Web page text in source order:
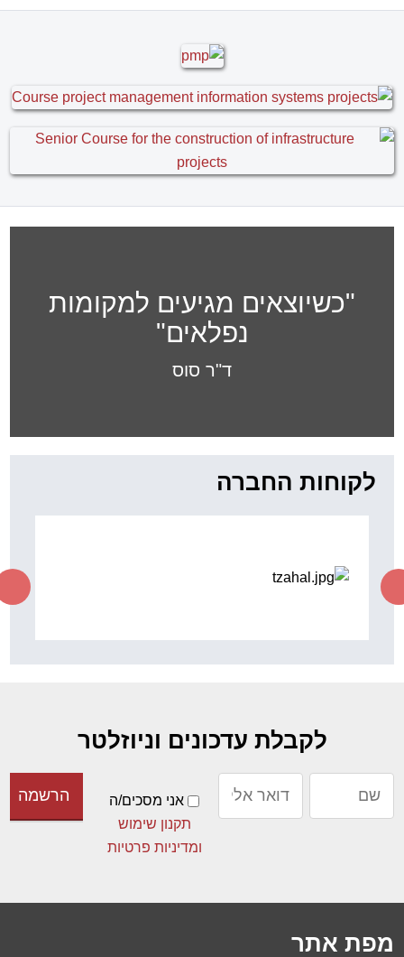
"כשיוצאים מגיעים למקומות
נפלאים"
ד"ר סוס
לקוחות החברה
לקבלת עדכונים וניוזלטר
אני מסכים/ה
תקנון שימוש
ומדיניות פרטיות
מפת אתר